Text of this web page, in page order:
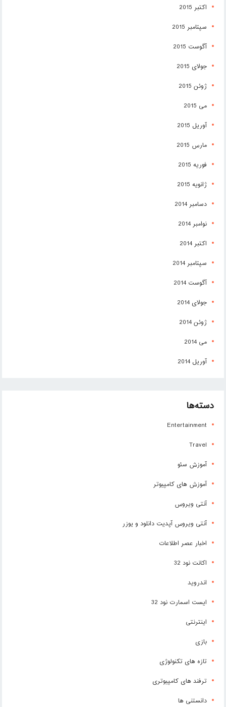
اکتبر 2015
سپتامبر 2015
آگوست 2015
جولای 2015
ژوئن 2015
می 2015
آوریل 2015
مارس 2015
فوریه 2015
ژانویه 2015
دسامبر 2014
نوامبر 2014
اکتبر 2014
سپتامبر 2014
آگوست 2014
جولای 2014
ژوئن 2014
می 2014
آوریل 2014
دسته‌ها
Entertainment
Travel
آموزش سئو
آموزش های کامپیوتر
آنتی ویروس
آنتی ویروس آپدیت دانلود و یوزر
اخبار عصر اطلاعات
اکانت نود 32
اندروید
ایست اسمارت نود 32
اینترنتی
بازی
تازه های تکنولوژی
ترفند های کامپیوتری
دانستنی ها